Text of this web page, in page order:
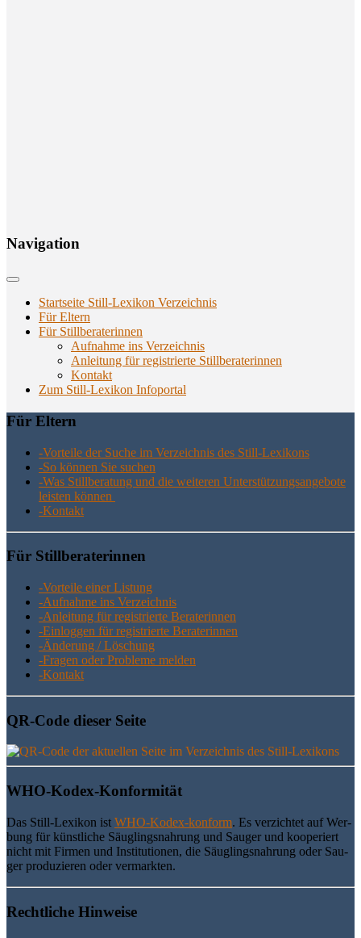
Navi­ga­ti­on
Startseite Still-Lexikon Verzeichnis
Für Eltern
Für Stillberaterinnen
Aufnahme ins Verzeichnis
Anlei­tung für regis­trier­te Stillberaterinnen
Kon­takt
Zum Still-Lexikon Infoportal
Für Eltern
-Vor­tei­le der Suche im Ver­zeich­nis des Still-Lexikons
-So kön­nen Sie suchen
-Was Still­be­ra­tung und die wei­te­ren Unter­stüt­zungs­an­ge­bo­te
leis­ten können
-Kon­takt
Für Still­be­ra­te­rin­nen
-Vor­tei­le einer Listung
-Auf­nah­me ins Verzeichnis
-Anlei­tung für regis­trier­te Beraterinnen
-Ein­log­gen für regis­trier­te Beraterinnen
-Ände­rung / Löschung
-Fra­gen oder Pro­ble­me melden
-Kon­takt
QR-Code die­ser Seite
WHO-Kodex-Kon­for­mi­tät
Das Still-Lexi­kon ist WHO-Kodex-kon­form. Es ver­zich­tet auf Wer­
bung für künst­li­che Säug­lings­nah­rung und Sau­ger und koope­riert
nicht mit Fir­men und Insti­tu­tio­nen, die Säug­lings­nah­rung oder Sau­
ger pro­du­zie­ren oder vermarkten.
Recht­li­che Hinweise